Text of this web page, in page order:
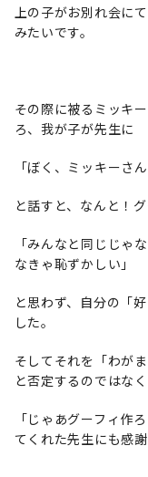
上の子がお別れ会に
みたいです。
その際に被るミッキ
ろ、我が子が先生に
「ぼく、ミッキーさ
と話すと、なんと！
「みんなと同じじゃ
なきゃ恥ずかしい」
と思わず、自分の「
した。
そしてそれを「わが
と否定するのではなく
「じゃあグーフィ作
てくれた先生にも感謝